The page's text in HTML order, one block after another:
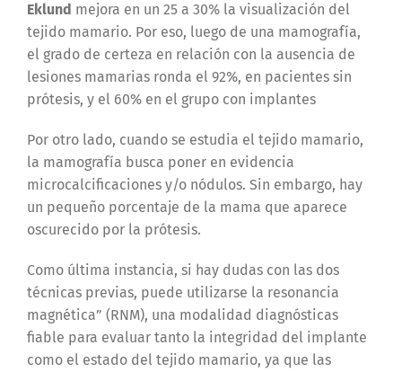
Eklund mejora en un 25 a 30% la visualización del
tejido mamario. Por eso, luego de una mamografía,
el grado de certeza en relación con la ausencia de
lesiones mamarias ronda el 92%, en pacientes sin
prótesis, y el 60% en el grupo con implantes
Por otro lado, cuando se estudia el tejido mamario,
la mamografía busca poner en evidencia
microcalcificaciones y/o nódulos. Sin embargo, hay
un pequeño porcentaje de la mama que aparece
oscurecido por la prótesis.
Como última instancia, si hay dudas con las dos
técnicas previas, puede utilizarse la resonancia
magnética” (RNM), una modalidad diagnósticas
fiable para evaluar tanto la integridad del implante
como el estado del tejido mamario, ya que las